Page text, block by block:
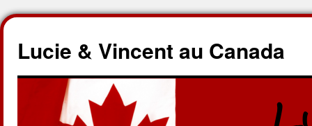
Lucie & Vincent au Canada